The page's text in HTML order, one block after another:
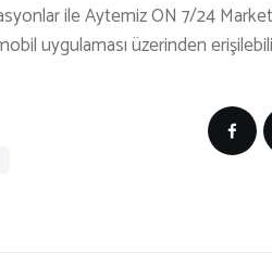
ile Aytemiz ON 7/24
uygulaması üzerinden